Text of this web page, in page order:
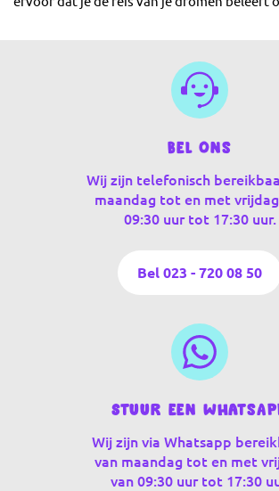
Bel ons
Wij zijn telefonisch
maandag tot en met
09:30 uur tot 17:30 uur.
Bel 023 - 720 08 50
Stuur een
Wij zijn via Whatsapp
van maandag tot en met
van 09:30 uur tot 17:30